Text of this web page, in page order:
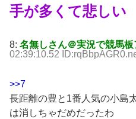
手が多くて悲しい
8: 名無しさん＠実況で競馬板
02:39:10.52
>>7
長距離の豊と1番人気の小島
は消しちゃだめだったわ